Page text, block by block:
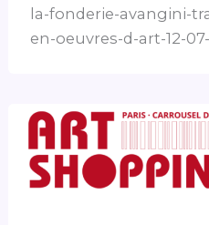
la-fonderie-avangini-
en-oeuvres-d-art-12-